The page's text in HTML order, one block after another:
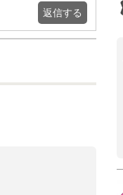
返信する